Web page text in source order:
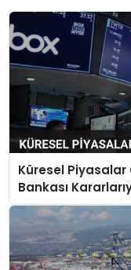
Küresel Piyasalar
Bankası